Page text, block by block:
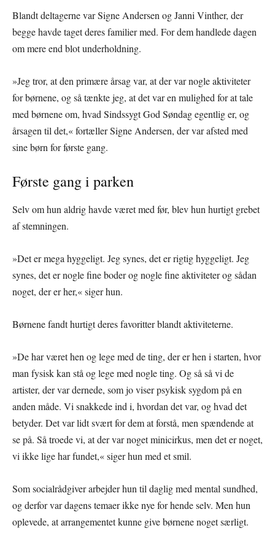
Blandt deltagerne var Signe Andersen og Janni Vinther, der
begge havde taget deres familier med. For dem handlede dagen
om mere end blot underholdning.
»Jeg tror, at den primære årsag var, at der var nogle aktiviteter
for børnene, og så tænkte jeg, at det var en mulighed for at tale
med børnene om, hvad Sindssygt God Søndag egentlig er, og
årsagen til det,« fortæller Signe Andersen, der var afsted med
sine børn for første gang.
Første gang i parken
Selv om hun aldrig havde været med før, blev hun hurtigt grebet
af stemningen.
»Det er mega hyggeligt. Jeg synes, det er rigtig hyggeligt. Jeg
synes, det er nogle fine boder og nogle fine aktiviteter og sådan
noget, der er her,« siger hun.
Børnene fandt hurtigt deres favoritter blandt aktiviteterne.
»De har været hen og lege med de ting, der er hen i starten, hvor
man fysisk kan stå og lege med nogle ting. Og så så vi de
artister, der var dernede, som jo viser psykisk sygdom på en
anden måde. Vi snakkede ind i, hvordan det var, og hvad det
betyder. Det var lidt svært for dem at forstå, men spændende at
se på. Så troede vi, at der var noget minicirkus, men det er noget,
vi ikke lige har fundet,« siger hun med et smil.
Som socialrådgiver arbejder hun til daglig med mental sundhed,
og derfor var dagens temaer ikke nye for hende selv. Men hun
oplevede, at arrangementet kunne give børnene noget særligt.